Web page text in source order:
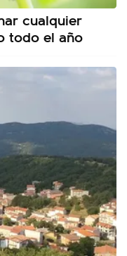
cualquier
todo el año